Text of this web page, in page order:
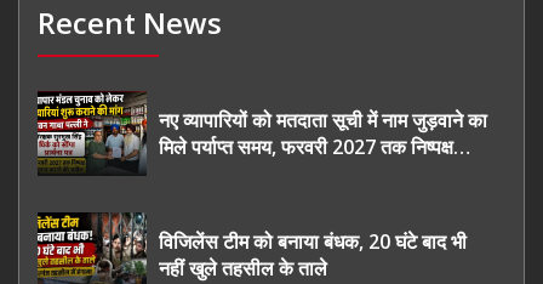
Recent News
नए व्यापारियों को मतदाता सूची में नाम जुड़वाने का
मिले पर्याप्त समय, फरवरी 2027 तक निष्पक्ष
विजिलेंस टीम को बनाया बंधक, 20 घंटे बाद भी
नहीं खुले तहसील के ताले